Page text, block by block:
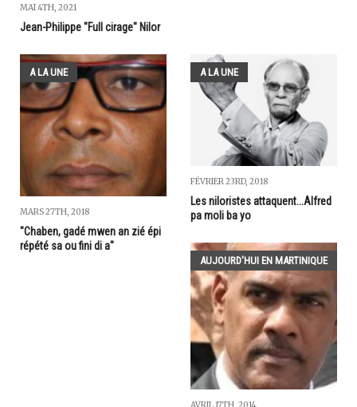
MAI 4TH, 2021
Jean-Philippe "Full cirage" Nilor
A LA UNE
MARS 27TH, 2018
"Chaben, gadé mwen an zié épi
répété sa ou fini di a"
A LA UNE
FÉVRIER 23RD, 2018
Les niloristes attaquent...Alfred
pa moli ba yo
AUJOURD'HUI EN MARTINIQUE